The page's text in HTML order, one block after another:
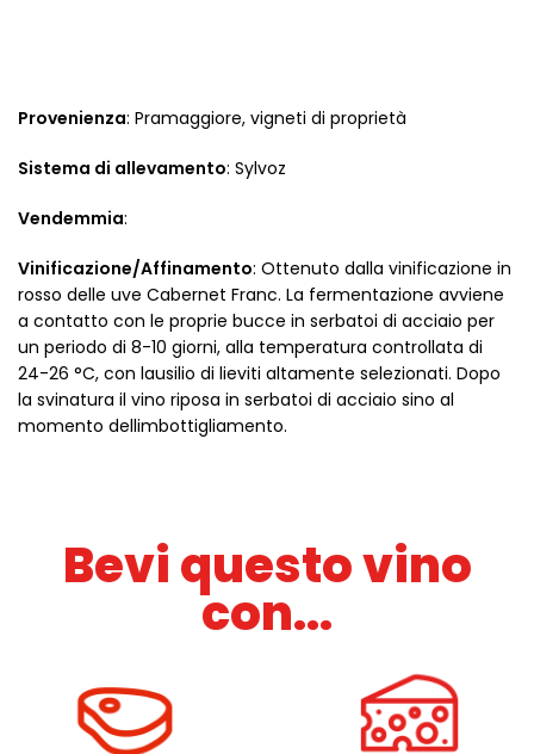
Provenienza: Pramaggiore, vigneti di proprietà
Sistema di allevamento: Sylvoz
Vendemmia:
Vinificazione/Affinamento: Ottenuto dalla vinificazione in
rosso delle uve Cabernet Franc. La fermentazione avviene
a contatto con le proprie bucce in serbatoi di acciaio per
un periodo di 8-10 giorni, alla temperatura controllata di
24-26 °C, con lausilio di lieviti altamente selezionati. Dopo
la svinatura il vino riposa in serbatoi di acciaio sino al
momento dellimbottigliamento.
Bevi questo vino
con...